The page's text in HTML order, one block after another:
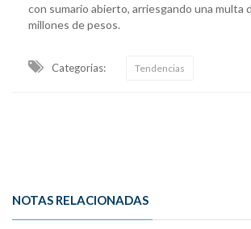
con sumario abierto, arriesgando una multa
millones de pesos.
Categorias: Tendencias
NOTAS RELACIONADAS